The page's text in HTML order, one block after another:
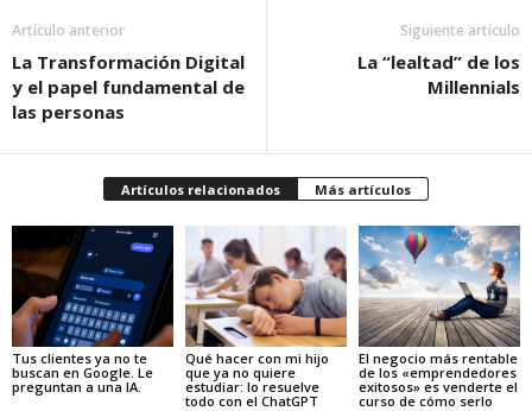
Artículo anterior
La Transformación Digital
y el papel fundamental de
las personas
Siguiente artículo
La “lealtad” de los
Millennials
Artículos relacionados Más artículos
Tus clientes ya no te
buscan en Google. Le
preguntan a una IA.
Qué hacer con mi hijo
que ya no quiere
estudiar: lo resuelve
todo con el ChatGPT
El negocio más rentable
de los «emprendedores
exitosos» es venderte el
curso de cómo serlo